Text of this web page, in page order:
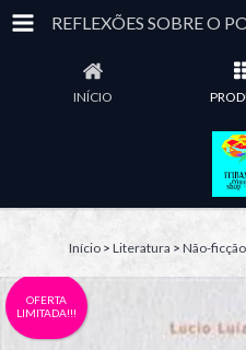
REFLEXÕES SOBRE O
INÍCIO
Início > Literatura > Não-ficção
OFERTA
LIMITADA!!!